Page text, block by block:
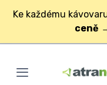
Ke každému
ceně